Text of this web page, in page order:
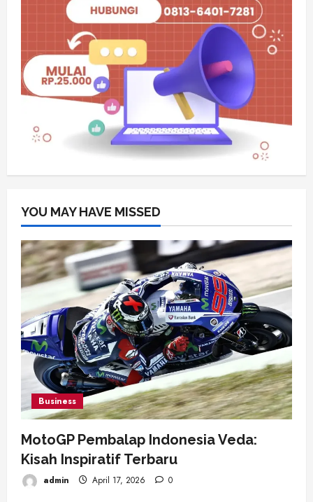
YOU MAY HAVE MISSED
Business
MotoGP Pembalap Indonesia Veda:
Kisah Inspiratif Terbaru
admin April 17, 2026 0